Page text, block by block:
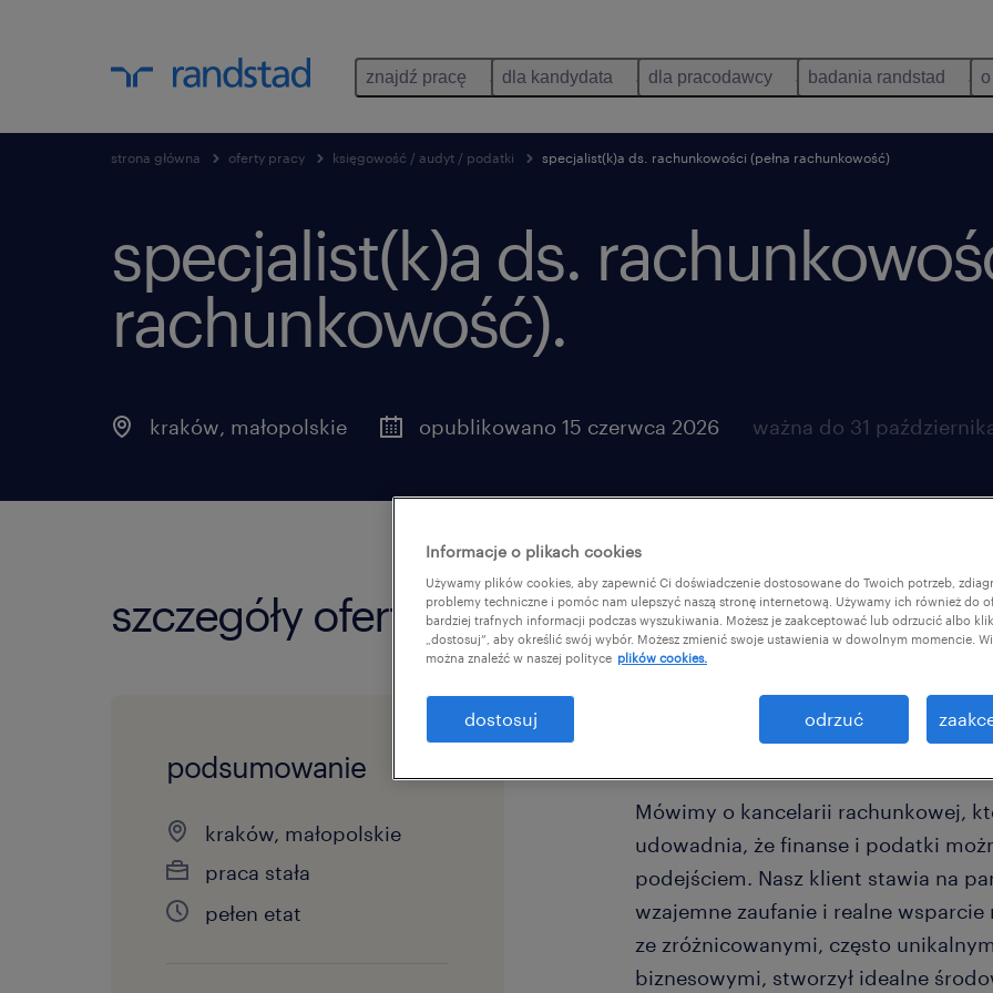
znajdź pracę dla kandydata dla pracodawcy badania randstad
strona główna oferty pracy księgowość / audyt / podatki specjalist(k)a ds. rachunkowości (pełna rachunkowość)
specjalist(k)a ds.
rachunkowość).
kraków, małopolskie opublikowano 15 czerwca 2026 ważna do 31
szczegóły oferty
podsumowanie
kraków, małopolskie
praca stała
pełen etat
Szukasz miejsca, w którym Twoja
rozwój to nie tylko puste hasło?
Mówimy o kancelarii rachunkowej,
udowadnia, że finanse i podatki
podejściem. Nasz klient stawia na
wzajemne zaufanie i realne
ze zróżnicowanymi, często
biznesowymi, stworzył idealne
Informacje o plikach cookies
Używamy plików cookies, aby zapewnić Ci doświadczenie dostosowane do Twoich potrzeb,
problemy techniczne i pomóc nam ulepszyć naszą stronę internetową. Używamy ich również do
bardziej trafnych informacji podczas wyszukiwania. Możesz je zaakceptować lub odrzucić albo
„dostosuj”, aby określić swój wybór. Możesz zmienić swoje ustawienia w dowolnym momencie.
można znaleźć w naszej polityce plików cookies.
dostosuj odrzuć